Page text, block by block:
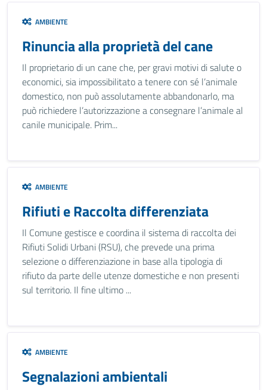
AMBIENTE
Rinuncia alla proprietà del cane
Il proprietario di un cane che, per gravi motivi di salute o
economici, sia impossibilitato a tenere con sé l’animale
domestico, non può assolutamente abbandonarlo, ma
può richiedere l’autorizzazione a consegnare l’animale al
canile municipale. Prim...
AMBIENTE
Rifiuti e Raccolta differenziata
Il Comune gestisce e coordina il sistema di raccolta dei
Rifiuti Solidi Urbani (RSU), che prevede una prima
selezione o differenziazione in base alla tipologia di
rifiuto da parte delle utenze domestiche e non presenti
sul territorio. Il fine ultimo ...
AMBIENTE
Segnalazioni ambientali